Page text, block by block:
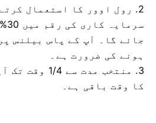
2. رول اوور کا استعمال
جائے گا۔
آپ کے پاس بیلنس
ہونے کی ضرورت ہے۔
3. منتخب مدت سے
کا وقت باقی ہے۔